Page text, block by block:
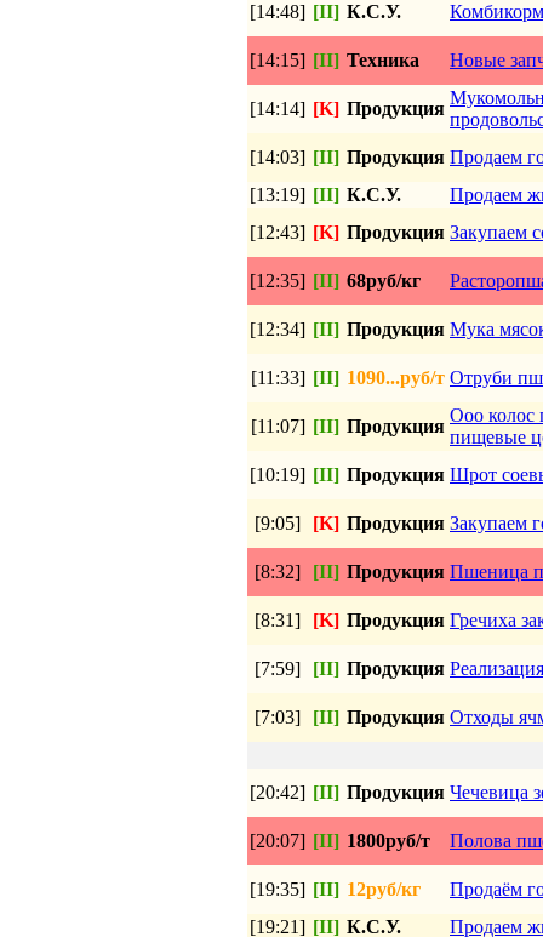
[14:48] [II] К.С.У.
[14:15] [II] Техника Новые
[14:14] [K] Продукция
[14:03] [II] Продукция Продаем
[13:19] [II] К.С.У.
Продаем
[12:43] [K] Продукция Закупаем
[12:35] [II] 68руб/кг
[12:34] [II] Продукция Мука
[11:33] [II] 1090...руб/т Отруби
[11:07] [II] Продукция
Ооо колос
пищевые
[10:19] [II] Продукция Шрот
[9:05] [K] Продукция Закупаем
[8:32] [II] Продукция Пшеница
[8:31] [K] Продукция Гречиха
[7:59] [II] Продукция
[7:03] [II] Продукция Отходы
[20:42] [II] Продукция Чечевица
[20:07] [II] 1800руб/т Полова
[19:35] [II] 12руб/кг
Продаём
[19:21] [II] К.С.У. Продаем